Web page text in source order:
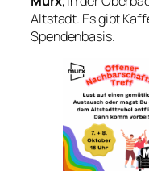
Altstadt. Es gibt
Spendenbasis.